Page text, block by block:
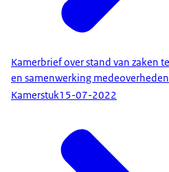
Kamerbrief over stand van zaken
en samenwerking
Kamerstuk15-07-2022